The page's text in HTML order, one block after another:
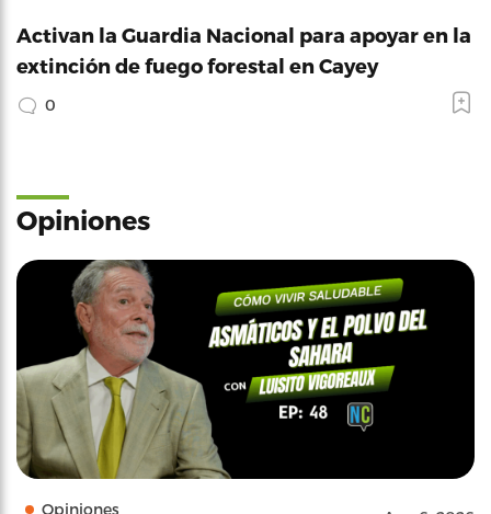
Activan la Guardia Nacional para apoyar en la
extinción de fuego forestal en Cayey
0
Opiniones
Opiniones